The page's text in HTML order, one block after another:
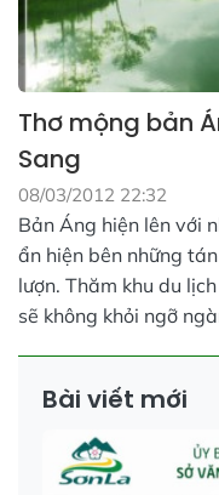
Thơ mộng bản
Sang
08/03/2012 22:32
Bản Áng hiện lên với
ẩn hiện bên những
lượn. Thăm khu du
sẽ không khỏi ngỡ
Bài viết mới